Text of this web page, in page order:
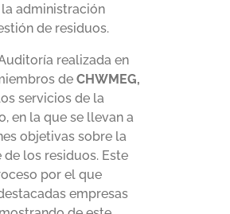
administración
de residuos.
realizada en
de CHWMEG,
servicios de la
en la que se llevan a
objetivas sobre la
los residuos. Este
por el que
empresas